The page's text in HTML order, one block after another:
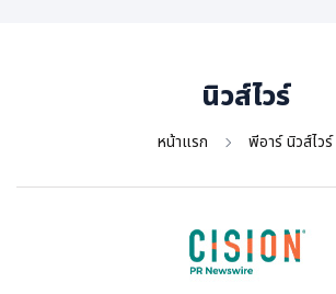
ราชการ, รัฐวิสาหกิจ
ธุรกิจ, สังคม
นิวส์ไวร์
หน้าแรก พีอาร์ นิวส์ไวร์